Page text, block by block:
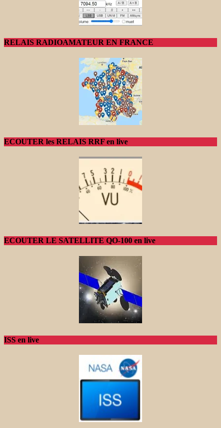
RELAIS RADIOAMATEUR EN FRANCE
ECOUTER les RELAIS RRF en live
ECOUTER LE SATELLITE QO-100 en live
ISS en live